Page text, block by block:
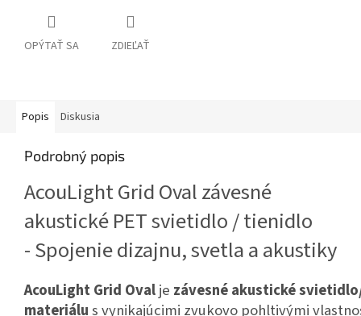
OPÝTAŤ SA ZDIEĽAŤ
Popis Diskusia
Podrobný popis
AcouLight Grid Oval závesné
akustické PET svietidlo / tienidlo
- Spojenie dizajnu, svetla a akustiky
AcouLight Grid Ovalje závesné akustické
materiálus vynikajúcimi zvukovo pohltivými